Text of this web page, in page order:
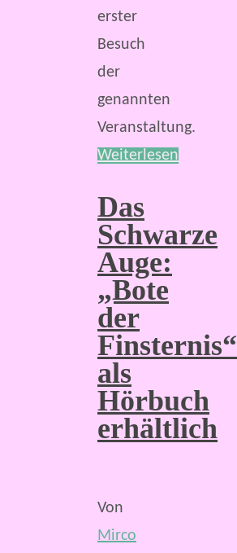
erster
Besuch
der
genannten
Veranstaltung.
Weiterlesen
Das
Schwarze
Auge:
„Bote
der
Finsternis“
als
Hörbuch
erhältlich
Von
Mirco